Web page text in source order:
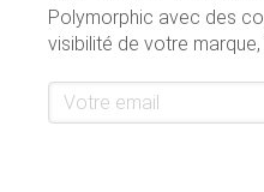
Polymorphic avec des
visibilité de votre
Votre email